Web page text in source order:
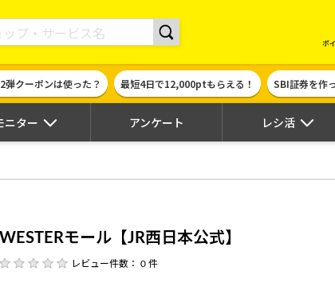
ギフト券に交換できるポイントサイト | ハピタス
ポ
弾クーポンは使った？ 最短4日で12,000ptもらえる！ SBI証券を作
ニター アンケート レシ活
WESTERモール【JR西日本公式】
レビュー件数： 0 件